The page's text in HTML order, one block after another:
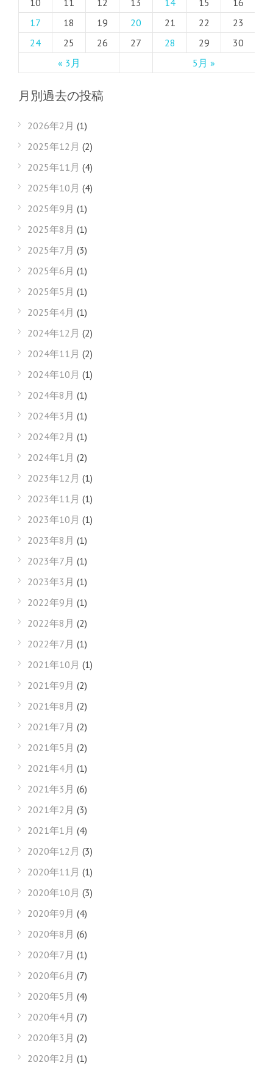
« 3月 5月 »
10 11 12 13 14 15
16
17
18 19 20 21 22
23
24
25 26 27 28 29 30
月別過去の投稿
2026年2月 (1)
2025年12月 (2)
2025年11月 (4)
2025年10月 (4)
2025年9月 (1)
2025年8月 (1)
2025年7月 (3)
2025年6月 (1)
2025年5月 (1)
2025年4月 (1)
2024年12月 (2)
2024年11月 (2)
2024年10月 (1)
2024年8月 (1)
2024年3月 (1)
2024年2月 (1)
2024年1月 (2)
2023年12月 (1)
2023年11月 (1)
2023年10月 (1)
2023年8月 (1)
2023年7月 (1)
2023年3月 (1)
2022年9月 (1)
2022年8月 (2)
2022年7月 (1)
2021年10月 (1)
2021年9月 (2)
2021年8月 (2)
2021年7月 (2)
2021年5月 (2)
2021年4月 (1)
2021年3月 (6)
2021年2月 (3)
2021年1月 (4)
2020年12月 (3)
2020年11月 (1)
2020年10月 (3)
2020年9月 (4)
2020年8月 (6)
2020年7月 (1)
2020年6月 (7)
2020年5月 (4)
2020年4月 (7)
2020年3月 (2)
2020年2月 (1)